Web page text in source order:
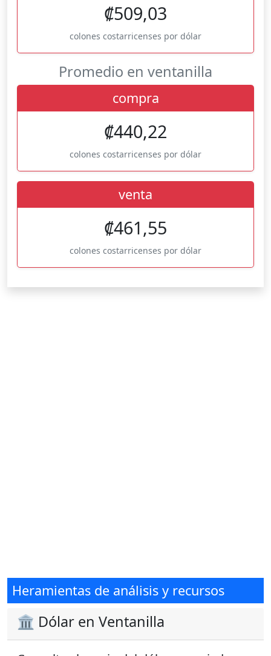
₡509,03
colones costarricenses por dólar
Promedio en ventanilla
compra
₡440,22
colones costarricenses por dólar
venta
₡461,55
colones costarricenses por dólar
Heramientas de análisis y recursos
🏛️ Dólar en Ventanilla